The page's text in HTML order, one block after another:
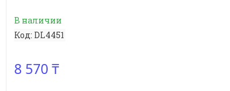
В наличии
Код: DL4451
8 570 ₸